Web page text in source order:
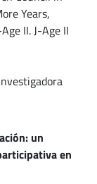
Years,
II. J-Age II
un
en